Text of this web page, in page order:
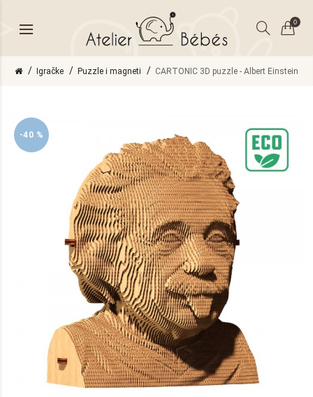
0
Igračke Puzzle i magneti CARTONIC 3D puzzle - Albert Einstein
-40 %